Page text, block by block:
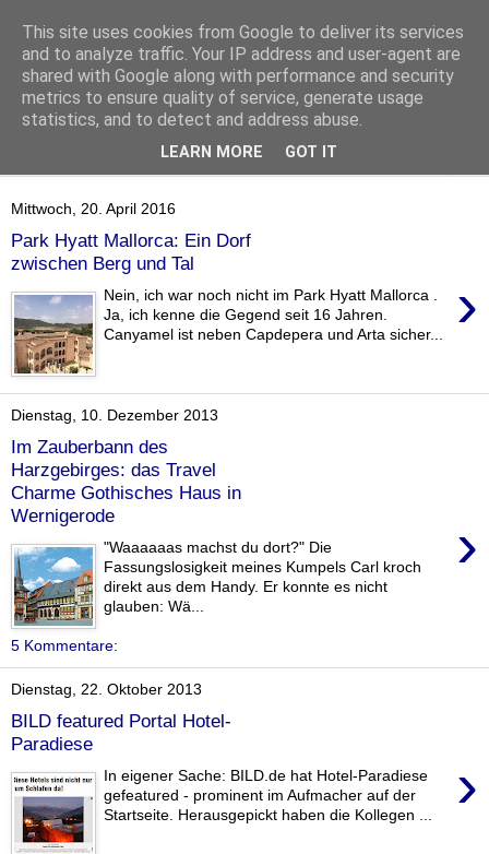
Mittwoch, 20. April 2016
Park Hyatt Mallorca: Ein Dorf
zwischen Berg und Tal
›
Nein, ich war noch nicht im Park Hyatt Mallorca .
Ja, ich kenne die Gegend seit 16 Jahren.
Canyamel ist neben Capdepera und Arta sicher...
Dienstag, 10. Dezember 2013
Im Zauberbann des
Harzgebirges: das Travel
Charme Gothisches Haus in
Wernigerode
›
"Waaaaaas machst du dort?" Die
Fassungslosigkeit meines Kumpels Carl kroch
direkt aus dem Handy. Er konnte es nicht
glauben: Wä...
5 Kommentare:
Dienstag, 22. Oktober 2013
BILD featured Portal Hotel-
Paradiese
›
In eigener Sache: BILD.de hat Hotel-Paradiese
gefeatured - prominent im Aufmacher auf der
Startseite. Herausgepickt haben die Kollegen ...
This site uses cookies from Google to deliver its services
and to analyze traffic. Your IP address and user-agent are
shared with Google along with performance and security
metrics to ensure quality of service, generate usage
statistics, and to detect and address abuse.
LEARN MORE GOT IT